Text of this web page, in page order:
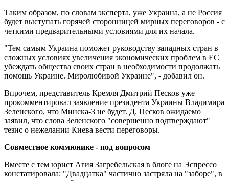
Таким образом, по словам эксперта, уже Украина, а не Россия
будет выступать горячей сторонницей мирных переговоров - с
четкими предварительными условиями для их начала.
"Тем самым Украина поможет руководству западных стран в
сложных условиях увеличения экономических проблем в ЕС
убеждать общества своих стран в необходимости продолжать
помощь Украине. Миролюбивой Украине", - добавил он.
Впрочем, представитель Кремля Дмитрий Песков уже
прокомментировал заявление президента Украины Владимира
Зеленского, что Минска-3 не будет. Д. Песков ожидаемо
заявил, что слова Зеленского "совершенно подтверждают"
тезис о нежелании Киева вести переговоры.
Совместное коммюнике - под вопросом
Вместе с тем юрист Агия Загребельская в блоге на Эспрессо
констатировала: "Двадцатка" частично застряла на "заборе", в